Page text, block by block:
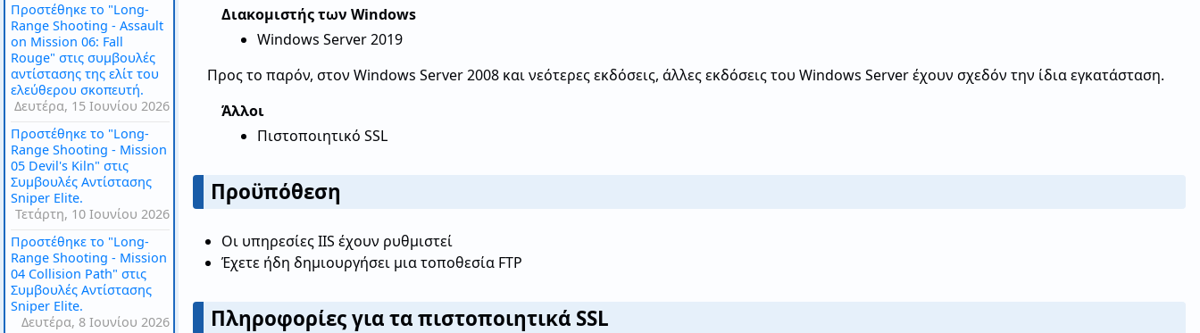
Διακομιστής των Windows
Windows Server 2019
Προς το παρόν, στον Windows Server 2008 και νεότερες εκδόσεις, άλλες εκδόσεις του Windows Server έχουν σχεδόν την ίδια εγκατάσταση.
Άλλοι
Πιστοποιητικό SSL
Προϋπόθεση
Οι υπηρεσίες IIS έχουν ρυθμιστεί
Έχετε ήδη δημιουργήσει μια τοποθεσία FTP
Πληροφορίες για τα πιστοποιητικά SSL
Προστέθηκε το "Long-
Range Shooting - Assault
on Mission 06: Fall
Rouge" στις συμβουλές
αντίστασης της ελίτ του
ελεύθερου σκοπευτή.
Δευτέρα, 15 Ιουνίου 2026
Προστέθηκε το "Long-
Range Shooting - Mission
05 Devil's Kiln" στις
Συμβουλές Αντίστασης
Sniper Elite.
Τετάρτη, 10 Ιουνίου 2026
Προστέθηκε το "Long-
Range Shooting - Mission
04 Collision Path" στις
Συμβουλές Αντίστασης
Sniper Elite.
Δευτέρα, 8 Ιουνίου 2026